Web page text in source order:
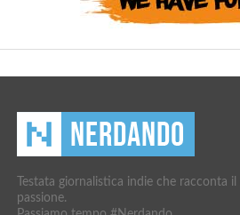
Testata giornalistica indie che racconta
passione.